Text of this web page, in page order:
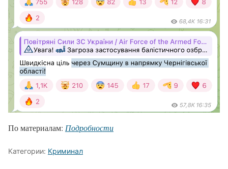
По материалам: Подробности
Категории: Криминал